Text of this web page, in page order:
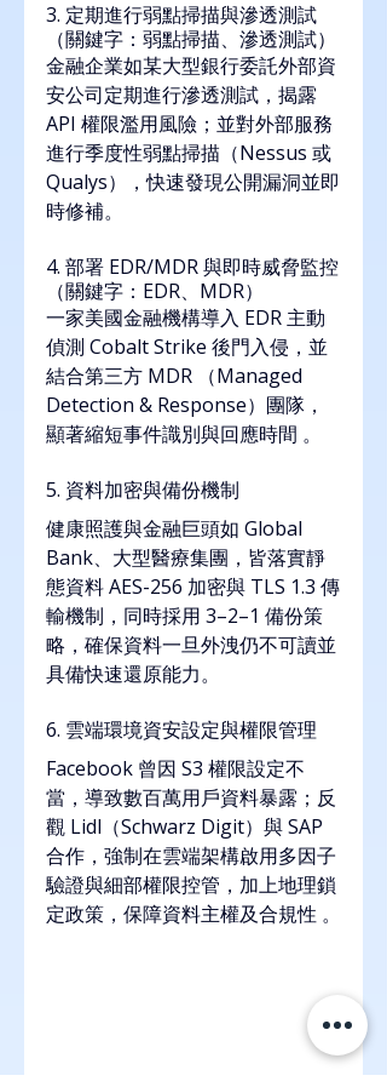
3. 定期進行弱點掃描與滲透測試
（關鍵字：弱點掃描、滲透測試）
金融企業如某大型銀行委託外部資
安公司定期進行滲透測試，揭露
API 權限濫用風險；並對外部服務
進行季度性弱點掃描（Nessus 或
Qualys），快速發現公開漏洞並即
時修補。
4. 部署 EDR/MDR 與即時威脅監控
（關鍵字：EDR、MDR）
一家美國金融機構導入 EDR 主動
偵測 Cobalt Strike 後門入侵，並
結合第三方 MDR （Managed
Detection & Response）團隊，
顯著縮短事件識別與回應時間 。
5. 資料加密與備份機制
健康照護與金融巨頭如 Global
Bank、大型醫療集團，皆落實靜
態資料 AES-256 加密與 TLS 1.3 傳
輸機制，同時採用 3–2–1 備份策
略，確保資料一旦外洩仍不可讀並
具備快速還原能力。
6. 雲端環境資安設定與權限管理
Facebook 曾因 S3 權限設定不
當，導致數百萬用戶資料暴露；反
觀 Lidl（Schwarz Digit）與 SAP
合作，強制在雲端架構啟用多因子
驗證與細部權限控管，加上地理鎖
定政策，保障資料主權及合規性 。